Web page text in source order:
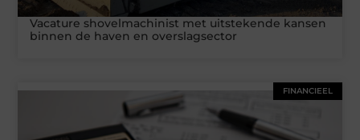
Vacature shovelmachinist met uitstekende kansen
binnen de haven en overslagsector
FINANCIEEL